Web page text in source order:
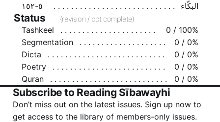
البكّاء
٥-١٥٢
Status (revision / pct complete)
Tashkeel
0 / 100%
Segmentation
0 / 0%
Dicta
0 / 0%
Poetry
0 / 0%
Quran
0 / 0%
Subscribe to Reading Sībawayhi
Don’t miss out on the latest issues. Sign up now to
get access to the library of members-only issues.